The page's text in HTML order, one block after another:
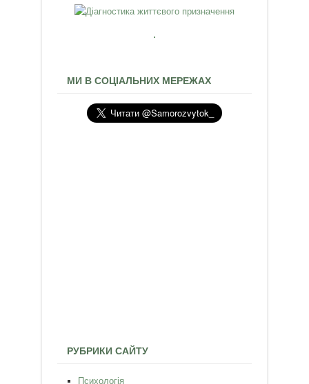
МИ В СОЦІАЛЬНИХ МЕРЕЖАХ
РУБРИКИ САЙТУ
Психологія